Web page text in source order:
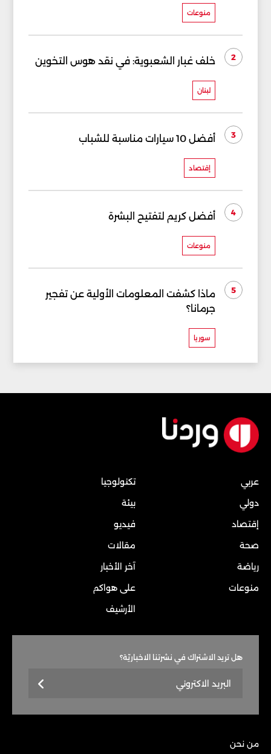
منوعات
2 خلف غبار الشعبوية: في نقد هوس التخوين
لبنان
3 أفضل 10 سيارات مناسبة للشباب
إقتصاد
4 أفضل كريم لتفتيح البشرة
منوعات
5
ماذا كشفت المعلومات الأولية عن تفجير
جرمانا؟
سوريا
عربي
دولي
إقتصاد
صحة
رياضة
منوعات
تكنولوجيا
بيئة
فيديو
مقالات
آخر الأخبار
على هواكم
الأرشيف
هل تريد الاشتراك في نشرتنا الاخباريّة؟
من نحن